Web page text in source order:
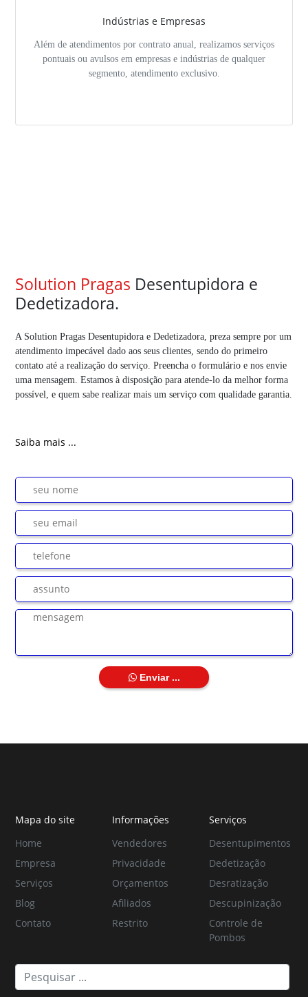
Indústrias e Empresas
Além de atendimentos por contrato anual, realizamos serviços
pontuais ou avulsos em empresas e indústrias de qualquer
segmento, atendimento exclusivo.
Solution Pragas Desentupidora e
Dedetizadora.
A Solution Pragas Desentupidora e Dedetizadora, preza sempre por um
atendimento impecável dado aos seus clientes, sendo do primeiro
contato até a realização do serviço. Preencha o formulário e nos envie
uma mensagem. Estamos à disposição para atende-lo da melhor forma
possível, e quem sabe realizar mais um serviço com qualidade garantia.
Saiba mais ...
Enviar ...
Mapa do site
Home
Empresa
Serviços
Blog
Contato
Informações
Vendedores
Privacidade
Orçamentos
Afiliados
Restrito
Serviços
Desentupimentos
Dedetização
Desratização
Descupinização
Controle de
Pombos